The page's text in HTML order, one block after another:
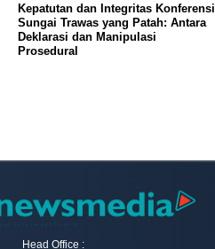
Kepatutan dan Integritas Konferensi
Sungai Trawas yang Patah: Antara
Deklarasi dan Manipulasi
Prosedural
Head Office :